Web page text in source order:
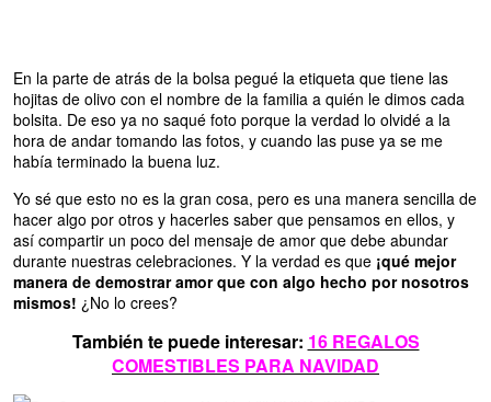
En la parte de atrás de la bolsa pegué la etiqueta que tiene las
hojitas de olivo con el nombre de la familia a quién le dimos cada
bolsita. De eso ya no saqué foto porque la verdad lo olvidé a la
hora de andar tomando las fotos, y cuando las puse ya se me
había terminado la buena luz.
Yo sé que esto no es la gran cosa, pero es una manera sencilla de
hacer algo por otros y hacerles saber que pensamos en ellos, y
así compartir un poco del mensaje de amor que debe abundar
durante nuestras celebraciones. Y la verdad es que ¡qué mejor
manera de demostrar amor que con algo hecho por nosotros
mismos! ¿No lo crees?
También te puede interesar: 16 REGALOS
COMESTIBLES PARA NAVIDAD